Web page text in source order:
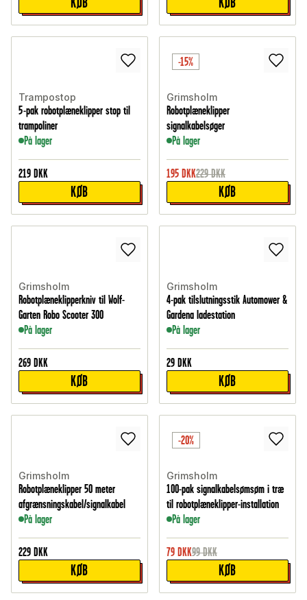
Trampostop
5-pak robotplæneklipper stop til
trampoliner
På lager
219 DKK
KØB
-15%
Grimsholm
Robotplæneklipper
signalkabelsøger
På lager
195 DKK229 DKK
KØB
Grimsholm
Robotplæneklipperkniv til Wolf-
Garten Robo Scooter 300
På lager
269 DKK
KØB
Grimsholm
4-pak tilslutningsstik Automower &
Gardena ladestation
På lager
29 DKK
KØB
Grimsholm
Robotplæneklipper 50 meter
afgrænsningskabel/signalkabel
På lager
229 DKK
KØB
-20%
Grimsholm
100-pak signalkabelsømsøm i træ
til robotplæneklipper-installation
På lager
79 DKK99 DKK
KØB